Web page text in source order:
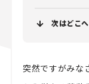
次はどこ
突然ですがみな